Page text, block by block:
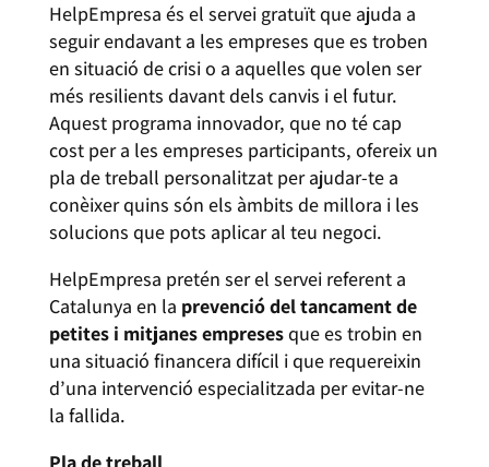
HelpEmpresa és el servei gratuït que ajuda a
seguir endavant a les empreses que es troben
en situació de crisi o a aquelles que volen ser
més resilients davant dels canvis i el futur.
Aquest programa innovador, que no té cap
cost per a les empreses participants, ofereix un
pla de treball personalitzat per ajudar-te a
conèixer quins són els àmbits de millora i les
solucions que pots aplicar al teu negoci.
HelpEmpresa pretén ser el servei referent a
Catalunya en la prevenció del tancament de
petites i mitjanes empresesque es trobin en
una situació financera difícil i que requereixin
d’una intervenció especialitzada per evitar-ne
la fallida.